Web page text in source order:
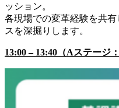
ッション。
各現場での変革経験を共
スを深掘りします。
13:00 – 13:40（Aステージ